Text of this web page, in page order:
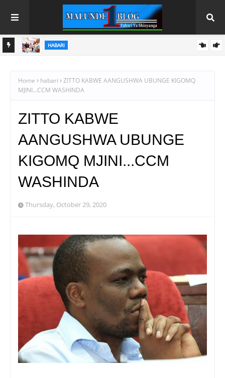
HABARI
Home habari
ZITTO KABWE AANGUSHWA UBUNGE KIGOMQ
MJINI...CCM WASHINDA
ZITTO KABWE
AANGUSHWA UBUNGE
KIGOMQ MJINI...CCM
WASHINDA
Thursday, October 29, 2020